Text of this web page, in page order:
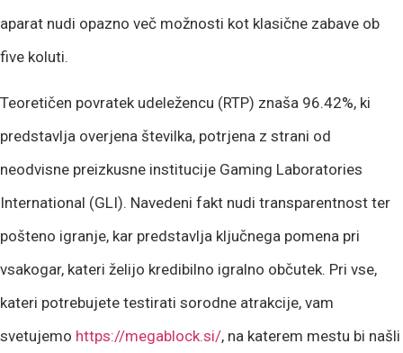
aparat nudi opazno več možnosti kot klasične zabave ob
five koluti.
Teoretičen povratek udeležencu (RTP) znaša 96.42%, ki
predstavlja overjena številka, potrjena z strani od
neodvisne preizkusne institucije Gaming Laboratories
International (GLI). Navedeni fakt nudi transparentnost ter
pošteno igranje, kar predstavlja ključnega pomena pri
vsakogar, kateri želijo kredibilno igralno občutek. Pri vse,
kateri potrebujete testirati sorodne atrakcije, vam
svetujemo https://megablock.si/, na katerem mestu bi našli